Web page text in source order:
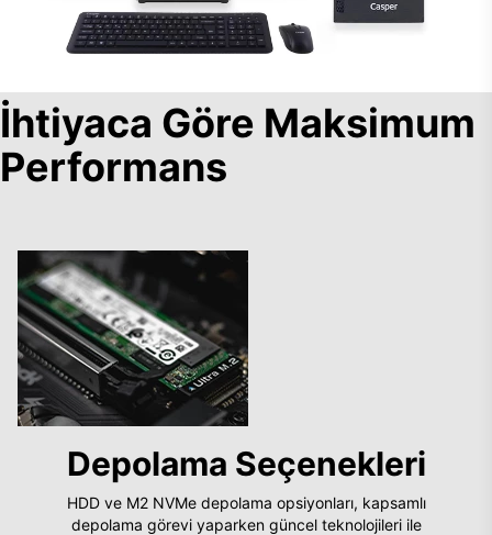
İhtiyaca Göre Maksimum
Performans
Depolama Seçenekleri
HDD ve M2 NVMe depolama opsiyonları, kapsamlı
depolama görevi yaparken güncel teknolojileri ile